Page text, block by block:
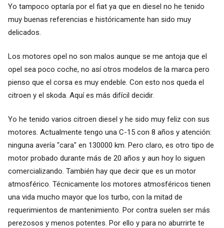
Yo tampoco optaría por el fiat ya que en diesel no he tenido
muy buenas referencias e históricamente han sido muy
delicados.
Los motores opel no son malos aunque se me antoja que el
opel sea poco coche, no así otros modelos de la marca pero
pienso que el corsa es muy endeble. Con esto nos queda el
citroen y el skoda. Aquí es más difícil decidir.
Yo he tenido varios citroen diesel y he sido muy feliz con sus
motores. Actualmente tengo una C-15 con 8 años y atención:
ninguna avería "cara" en 130000 km. Pero claro, es otro tipo de
motor probado durante más de 20 años y aun hoy lo siguen
comercializando. También hay que decir que es un motor
atmosférico. Técnicamente los motores atmosféricos tienen
una vida mucho mayor que los turbo, con la mitad de
requerimientos de mantenimiento. Por contra suelen ser más
perezosos y menos potentes. Por ello y para no aburrirte te